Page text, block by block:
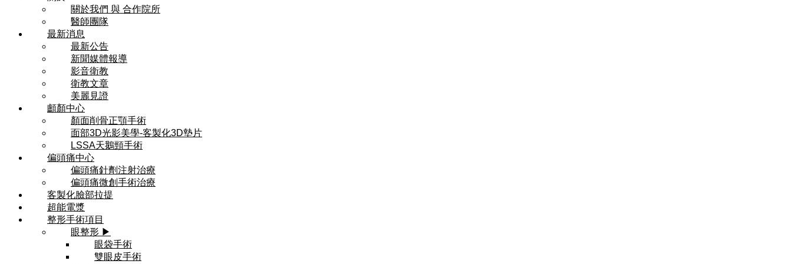
關於我們 與 合作院所
醫師團隊
最新消息
最新公告
新聞媒體報導
影音衛教
衛教文章
美麗見證
顱顏中心
顏面削骨正顎手術
面部3D光影美學-客製化3D墊片
LSSA天鵝頸手術
偏頭痛中心
偏頭痛針劑注射治療
偏頭痛微創手術治療
客製化臉部拉提
超能電漿
整形手術項目
眼整形 ▶
眼袋手術
雙眼皮手術